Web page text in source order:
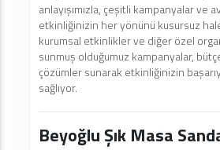
anlayışımızla, çeşitli kampanyalar ve
etkinliğinizin her yönünü kusursuz
kurumsal etkinlikler ve diğer özel
sunmuş olduğumuz kampanyalar,
çözümler sunarak etkinliğinizin
sağlıyor.
Beyoğlu Şık Masa